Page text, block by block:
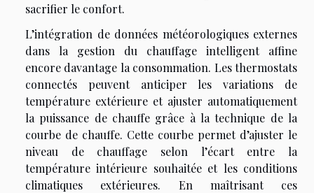
sacrifier le confort.
L’intégration de données météorologiques externes
dans la gestion du chauffage intelligent affine
encore davantage la consommation. Les thermostats
connectés peuvent anticiper les variations de
température extérieure et ajuster automatiquement
la puissance de chauffe grâce à la technique de la
courbe de chauffe. Cette courbe permet d’ajuster le
niveau de chauffage selon l’écart entre la
température intérieure souhaitée et les conditions
climatiques extérieures. En maîtrisant ces